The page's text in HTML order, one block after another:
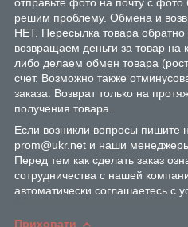
решим проблему. Обмена и
НЕТ. Пересылка товара
возвращаем деньги за товар на
либо делаем обмен товара
счет. Возможно также
заказа. Возврат только на
получения товара.
Если возникли вопросы пишите
prom@ukr.net и наши
Перед тем как сделать заказ
сотрудничества с нашей
автоматически соглашаетесь с
Приховати